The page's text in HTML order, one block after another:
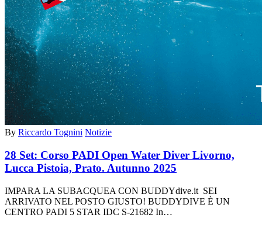
By Riccardo Tognini Notizie
28 Set: Corso PADI Open Water Diver Livorno,
Lucca Pistoia, Prato. Autunno 2025
IMPARA LA SUBACQUEA CON BUDDYdive.it SEI
ARRIVATO NEL POSTO GIUSTO! BUDDYDIVE È UN
CENTRO PADI 5 STAR IDC S-21682 In…